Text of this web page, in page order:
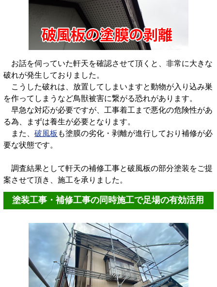
お話を伺っていた軒天を確認させて頂くと、非常に大きな
破れが発生しておりました。
こうした破れは、放置してしまいますと動物が入り込み巣
を作ってしまうなど鳥獣被害に繋がる恐れがあります。
早急な対応が必要ですが、工事着工まで悪化の危険性があ
る為、まずは養生が必要となります。
また、 破風板 も塗膜の劣化・剥離が進行しており補修が必
要な状態です。
調査結果として軒天の補修工事と破風板の部分塗装をご提
案させて頂き、施工を承りました。
塗装工事・補修工事の同時施工で足場の有効活用